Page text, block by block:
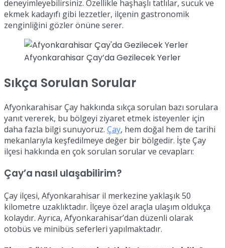
deneyimleyebilirsiniz. Özellikle haşhaşlı tatlılar, sucuk ve
ekmek kadayıfı gibi lezzetler, ilçenin gastronomik
zenginliğini gözler önüne serer.
Afyonkarahisar Çay’da Gezilecek Yerler
Sıkça Sorulan Sorular
Afyonkarahisar Çay hakkında sıkça sorulan bazı sorulara
yanıt vererek, bu bölgeyi ziyaret etmek isteyenler için
daha fazla bilgi sunuyoruz. Çay, hem doğal hem de tarihi
mekanlarıyla keşfedilmeye değer bir bölgedir. İşte Çay
ilçesi hakkında en çok sorulan sorular ve cevapları:
Çay’a nasıl ulaşabilirim?
Çay ilçesi, Afyonkarahisar il merkezine yaklaşık 50
kilometre uzaklıktadır. İlçeye özel araçla ulaşım oldukça
kolaydır. Ayrıca, Afyonkarahisar’dan düzenli olarak
otobüs ve minibüs seferleri yapılmaktadır.